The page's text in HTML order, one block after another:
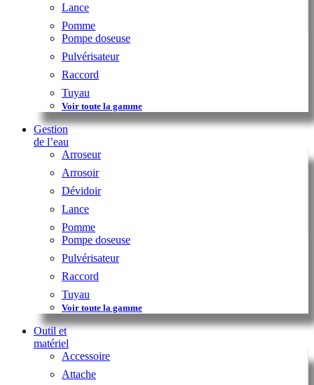
Lance
Pomme
Pompe doseuse
Pulvérisateur
Raccord
Tuyau
Voir toute la gamme
Gestion
de l’eau
Arroseur
Arrosoir
Dévidoir
Lance
Pomme
Pompe doseuse
Pulvérisateur
Raccord
Tuyau
Voir toute la gamme
Outil et
matériel
Accessoire
Attache